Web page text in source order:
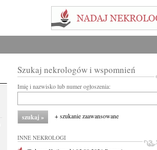
Szukaj nekrologów i wspomnień
Imię i nazwisko lub numer ogłoszenia:
+ szukanie zaawansowane
INNE NEKROLOGI